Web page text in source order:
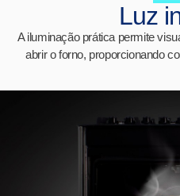
Luz
A iluminação prática permite
abrir o forno, proporcionando